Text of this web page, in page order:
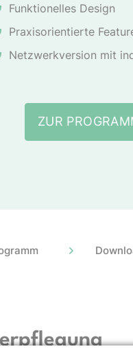
Funktionelles Design
Praxisorientierte
Netzwerkversion mit
ZUR